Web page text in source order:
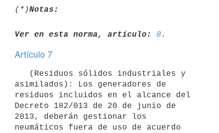
(*)Notas:
Ver en esta norma, artículo: 8
Artículo 7
asimilados): Los generadores de
residuos incluidos en el alcance del
Decreto 182/013 de 20 de junio de
2013, deberán gestionar los
neumáticos fuera de uso de acuerdo